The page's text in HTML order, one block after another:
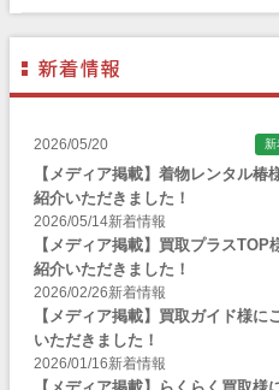
ADTECHNO（エーディテクノ）
Manfrotto（マンフロット）
ALT（アルト）
ANGENIEUX (アンジェニュー)
ANSCO（アンスコ）
Antonio Gatto（アントニオ・ガ
Apple（アップル）
2026/05/20 新
【メディア掲載】着物レンタル椿
紹介いただきました！
2026/05/14新着情報
【メディア掲載】買取プラスTOP
紹介いただきました！
2026/02/26新着情報
【メディア掲載】買取ガイド様に
いただきました！
2026/01/16新着情報